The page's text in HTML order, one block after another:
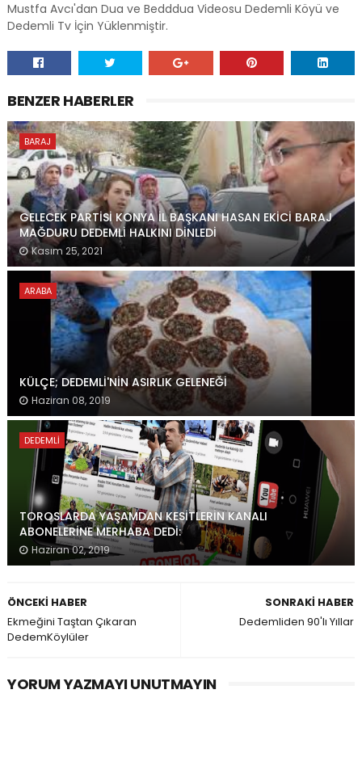
Mustfa Avcı'dan Dua ve Bedddua Videosu Dedemli Köyü ve
Dedemli Tv İçin Yüklenmiştir.
BENZER HABERLER
BARAJ
GELECEK PARTİSİ KONYA İL BAŞKANI HASAN EKİCİ BARAJ
MAĞDURU DEDEMLİ HALKINI DİNLEDİ
Kasım 25, 2021
ARABA
KÜLÇE; DEDEMLİ'NİN ASIRLIK GELENEĞİ
Haziran 08, 2019
DEDEMLI
TOROSLARDA YAŞAMDAN KESİTLERİN KANALI
ABONELERİNE MERHABA DEDİ:
Haziran 02, 2019
SONRAKI HABER
Dedemliden 90'lı Yıllar
ÖNCEKI HABER
Ekmeğini Taştan Çıkaran
DedemKöylüler
YORUM YAZMAYI UNUTMAYIN